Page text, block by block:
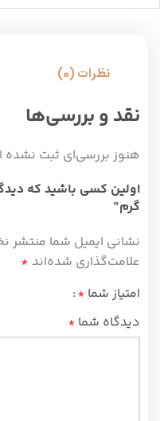
نظرات (0)
نقد و بررسی‌ها
هنوز بررسی‌ای ثبت
گرم”
نشانی ایمیل شما منتشر
علامت‌گذاری شده‌اند *
امتیاز شما *
دیدگاه شما *